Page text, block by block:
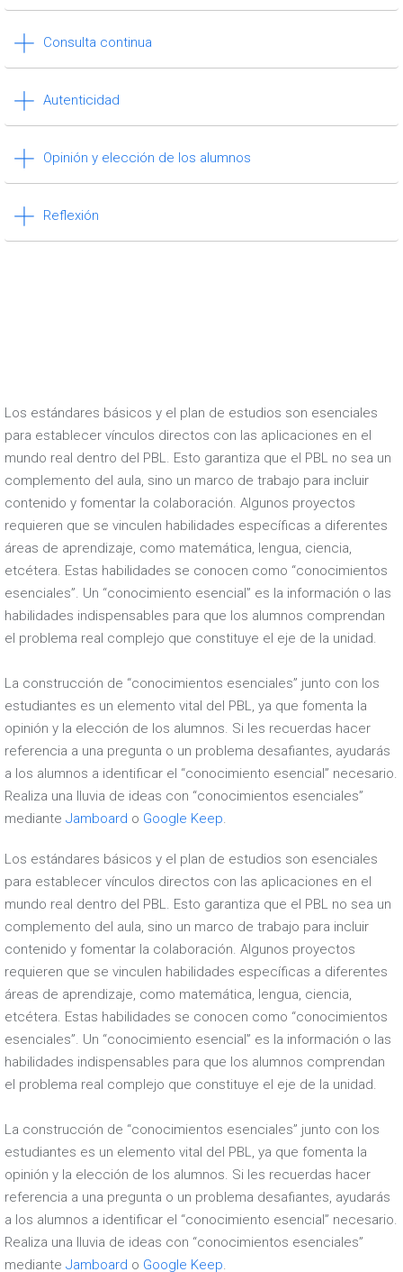
Consulta continua
Autenticidad
Opinión y elección de los alumnos
Reflexión
Los estándares básicos y el plan de estudios son esenciales
para establecer vínculos directos con las aplicaciones en el
mundo real dentro del PBL. Esto garantiza que el PBL no sea un
complemento del aula, sino un marco de trabajo para incluir
contenido y fomentar la colaboración. Algunos proyectos
requieren que se vinculen habilidades específicas a diferentes
áreas de aprendizaje, como matemática, lengua, ciencia,
etcétera. Estas habilidades se conocen como “conocimientos
esenciales”. Un “conocimiento esencial” es la información o las
habilidades indispensables para que los alumnos comprendan
el problema real complejo que constituye el eje de la unidad.
La construcción de “conocimientos esenciales” junto con los
estudiantes es un elemento vital del PBL, ya que fomenta la
opinión y la elección de los alumnos. Si les recuerdas hacer
referencia a una pregunta o un problema desafiantes, ayudarás
a los alumnos a identificar el “conocimiento esencial” necesario.
Realiza una lluvia de ideas con “conocimientos esenciales”
mediante Jamboard o Google Keep.
Los estándares básicos y el plan de estudios son esenciales
para establecer vínculos directos con las aplicaciones en el
mundo real dentro del PBL. Esto garantiza que el PBL no sea un
complemento del aula, sino un marco de trabajo para incluir
contenido y fomentar la colaboración. Algunos proyectos
requieren que se vinculen habilidades específicas a diferentes
áreas de aprendizaje, como matemática, lengua, ciencia,
etcétera. Estas habilidades se conocen como “conocimientos
esenciales”. Un “conocimiento esencial” es la información o las
habilidades indispensables para que los alumnos comprendan
el problema real complejo que constituye el eje de la unidad.
La construcción de “conocimientos esenciales” junto con los
estudiantes es un elemento vital del PBL, ya que fomenta la
opinión y la elección de los alumnos. Si les recuerdas hacer
referencia a una pregunta o un problema desafiantes, ayudarás
a los alumnos a identificar el “conocimiento esencial” necesario.
Realiza una lluvia de ideas con “conocimientos esenciales”
mediante Jamboard o Google Keep.